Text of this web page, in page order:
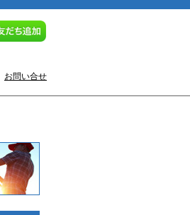
お問い合せ